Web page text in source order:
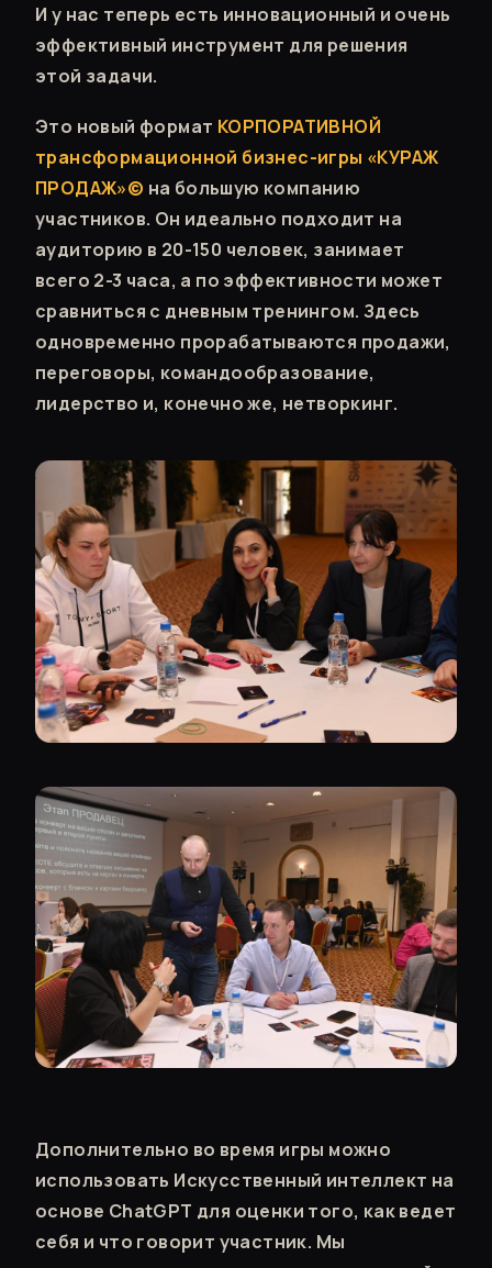
И у нас теперь есть инновационный и очень
эффективный инструмент для решения
этой задачи.
Это новый формат КОРПОРАТИВНОЙ
трансформационной бизнес-игры «КУРАЖ
ПРОДАЖ»© на большую компанию
участников. Он идеально подходит на
аудиторию в 20-150 человек, занимает
всего 2-3 часа, а по эффективности может
сравниться с дневным тренингом. Здесь
одновременно прорабатываются продажи,
переговоры, командообразование,
лидерство и, конечно же, нетворкинг.
Дополнительно во время игры можно
использовать Искусственный интеллект на
основе ChatGPT для оценки того, как ведет
себя и что говорит участник. Мы